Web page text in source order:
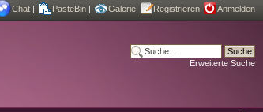
Chat | PasteBin | Galerie Registrieren Anmelden
Erweiterte Suche